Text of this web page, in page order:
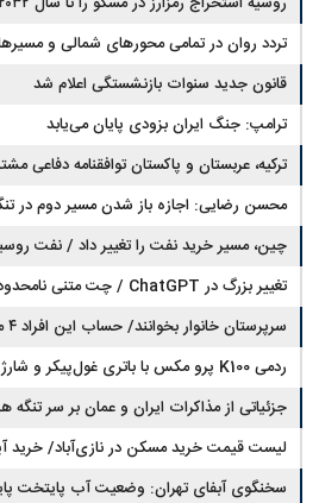
تردد روان در تمامی محورهای شمالی و
قانون جدید سنوات بازنشستگی اعلام شد
ترامپ: جنگ ایران بزودی پایان می‌یابد
ترکیه، عربستان و پاکستان توافقنامه دفاعی
محسن رضایی: اجازه باز شدن مسیر دوم در
چین، مسیر خرید نفت را تغییر داد / نفت
تغییر بزرگ در ChatGPT / چت متنی نامحدود و رایگان
سرپرستان خانوار بخوانند/ حساب این افراد ۴ میلیون تومان شارژ شد
ردمی K100 پرو مکس با باتری غول‌پیکر و شارژ بی‌سیم روانه بازار می‌شود
جزئیاتی از مذاکرات ایران و عمان بر سر
مجلس: بیانیه‌ای شامل تصحیح مسیر تردد
است
چقدر سرمایه نیاز دارد؟ + جدول مردادماه ۱۴۰۵
سخنگوی آبفای تهران: وضعیت آب پایتخت